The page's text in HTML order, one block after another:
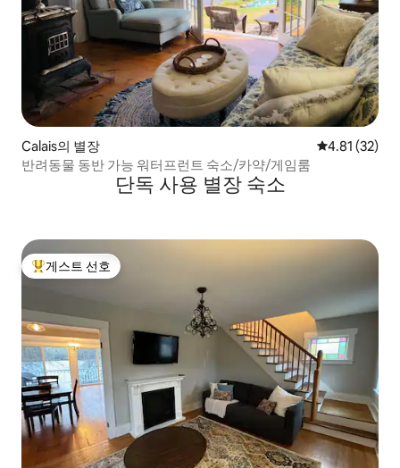
Calais의 별장 평점 4.81점
4.81 (32)
반려동물 동반 가능 워터프런트 숙소/카약/게임룸
단독 사용 별장 숙소
상위 게스트 선호
게스트 선호